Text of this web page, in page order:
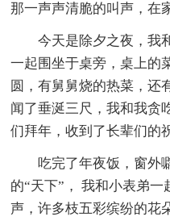
那一声声清脆的叫声，在
今天是除夕之夜，我
一起围坐于桌旁，桌上
圆，有舅舅烧的热菜，还
闻了垂涎三尺，我和我贪
们拜年，收到了长辈们的
吃完了年夜饭，窗外
的“天下”， 我和小表弟
声，许多枝五彩缤纷的花